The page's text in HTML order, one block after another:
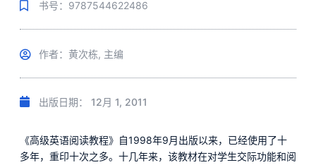
书号：9787544622486
作者：黄次栋, 主编
出版日期： 12月 1, 2011
《高级英语阅读教程》自1998年9月出版以来，已经使用了十
多年，重印十次之多。十几年来，该教材在对学生交际功能和阅